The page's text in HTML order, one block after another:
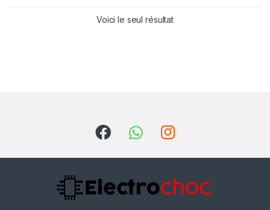
Voici le seul résultat